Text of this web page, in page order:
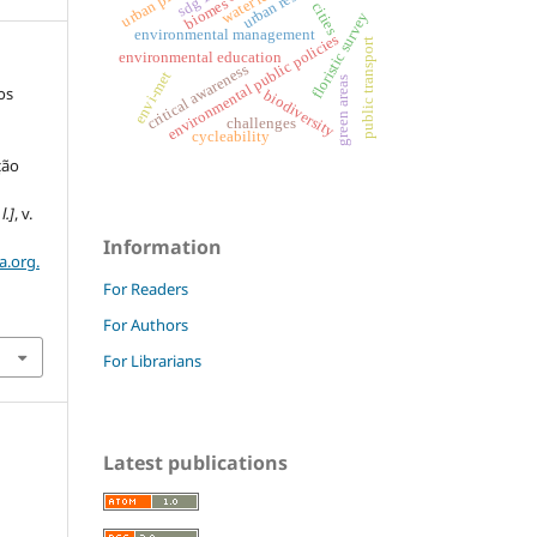
, v.
environmental public policies
environmental management
biodiversity
biomes floristic survey
environmental education
challenges
critical awareness
envi-met
cities
public transport
cycleability green areas
Information
For Readers
For Authors
For Librarians
Latest publications